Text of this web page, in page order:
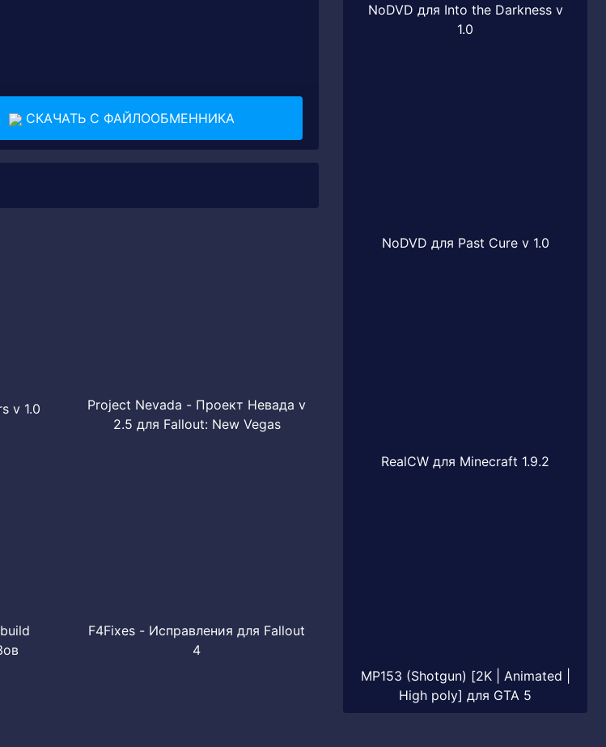
СКАЧАТЬ С ФАЙЛООБМЕННИКА
v 1.0
Project Nevada - Проект Невада v
2.5 для Fallout: New Vegas
F4Fixes - Исправления для Fallout
4
NoDVD для Into the Darkness v
1.0
NoDVD для Past Cure v 1.0
RealCW для Minecraft 1.9.2
MP153 (Shotgun) [2K | Animated |
High poly] для GTA 5